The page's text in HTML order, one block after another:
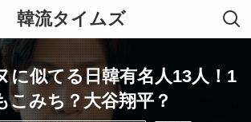
韓流タイムズ
に似てる日韓有名人13人！1
こみち？大谷翔平？